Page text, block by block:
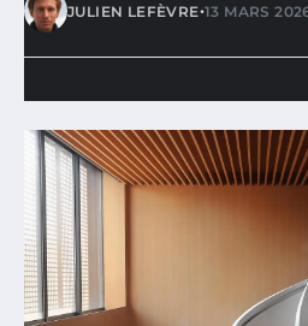
JULIEN LEFÈVRE•13 MARS